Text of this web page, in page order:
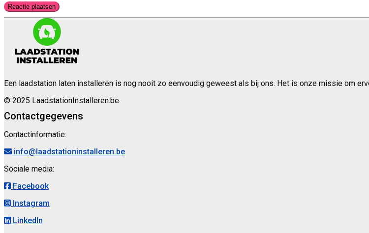
Een laadstation laten installeren is nog nooit zo eenvoudig geweest als bij ons. Het is onze missie om
© 2025 LaadstationInstalleren.be
Contactgegevens
Contactinformatie:
info@laadstationinstalleren.be
Sociale media:
Facebook
Instagram
LinkedIn